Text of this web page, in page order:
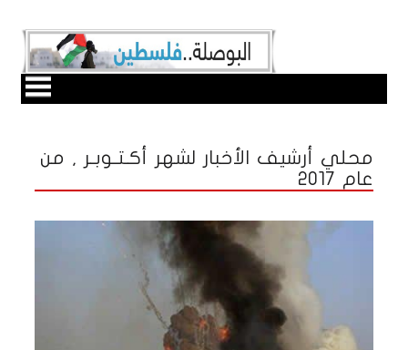
محلي أرشيف الأخبار لشهر أكـتـوبـر , من
عام 2017